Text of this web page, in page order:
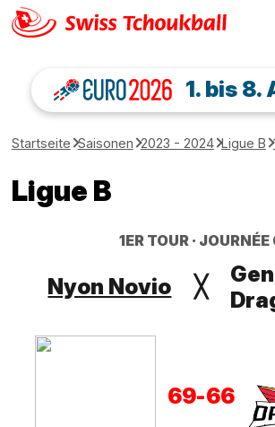
1. bis 8.
Startseite Saisonen 2023 - 2024 Ligue B
Ligue B
1ER TOUR JOURNÉE
Nyon Novio ╳
69-66